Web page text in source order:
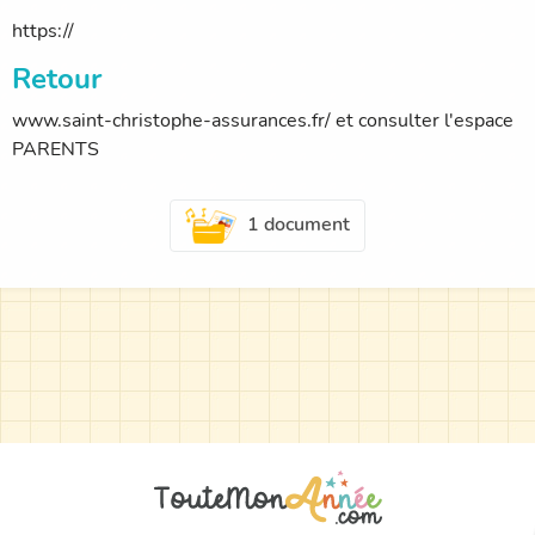
https://
Retour
www.saint-christophe-assurances.fr/ et consulter l'espace
PARENTS
1 document